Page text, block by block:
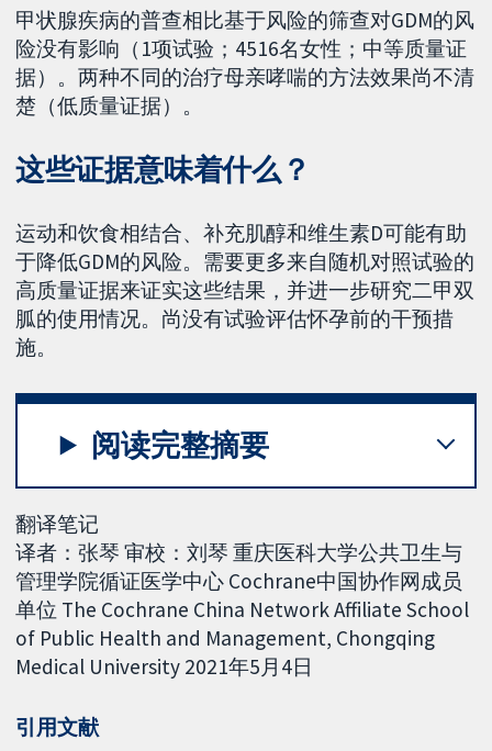
甲状腺疾病的普查相比基于风险的筛查对GDM的风
险没有影响（1项试验；4516名女性；中等质量证
据）。两种不同的治疗母亲哮喘的方法效果尚不清
楚（低质量证据）。
这些证据意味着什么？
运动和饮食相结合、补充肌醇和维生素D可能有助
于降低GDM的风险。需要更多来自随机对照试验的
高质量证据来证实这些结果，并进一步研究二甲双
胍的使用情况。尚没有试验评估怀孕前的干预措
施。
阅读完整摘要
翻译笔记
译者：张琴 审校：刘琴 重庆医科大学公共卫生与
管理学院循证医学中心 Cochrane中国协作网成员
单位 The Cochrane China Network Affiliate School
of Public Health and Management, Chongqing
Medical University 2021年5月4日
引用文献